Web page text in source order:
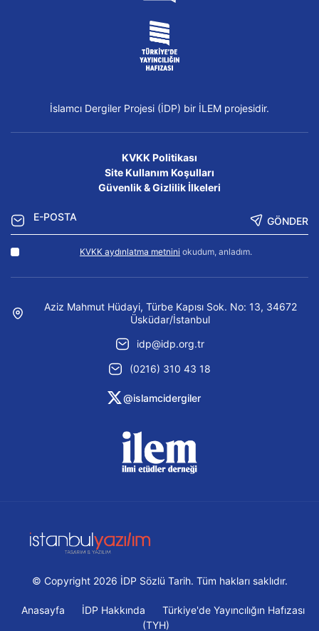
İslamcı Dergiler Projesi (İDP) bir İLEM projesidir.
KVKK Politikası
Site Kullanım Koşulları
Güvenlik & Gizlilik İlkeleri
GÖNDER
KVKK aydınlatma metnini okudum, anladım.
Aziz Mahmut Hüdayi, Türbe Kapısı Sok. No: 13, 34672
Üsküdar/İstanbul
idp@idp.org.tr
(0216) 310 43 18
@islamcidergiler
© Copyright 2026 İDP Sözlü Tarih. Tüm hakları saklıdır.
Anasayfa İDP Hakkında
Türkiye'de Yayıncılığın Hafızası
(TYH)